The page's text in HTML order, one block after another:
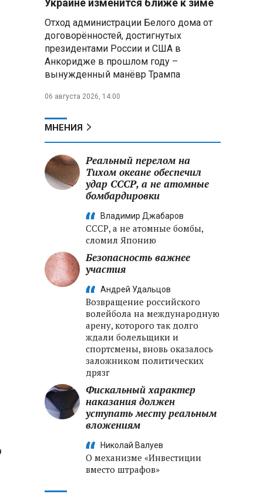
Владимир Путин
поблагодарил Жапарова за
личную поддержку
российско‑киргизского
превысили 6,5 трлн рублей
Белорусские ракетчики
отработали перехват воздушных
целей с применением реальных
летательных аппаратов
Украине изменится ближе к зиме
Отход администрации Белого дома от
договорённостей, достигнутых
президентами России и США в
Анкоридже в прошлом году –
вынужденный манёвр Трампа
06 августа 2026, 14:00
МНЕНИЯ
Реальный перелом на
Тихом океане обеспечил
удар СССР, а не атомные
бомбардировки
Владимир Джабаров
СССР, а не атомные бомбы,
сломил Японию
Безопасность важнее
участия
Андрей Удальцов
Возвращение российского
волейбола на международную
арену, которого так долго
ждали болельщики и
спортсмены, вновь оказалось
заложником политических
дрязг
Фискальный характер
наказания должен
уступать месту реальным
вложениям
Николай Валуев
О механизме «Инвестиции
вместо штрафов»